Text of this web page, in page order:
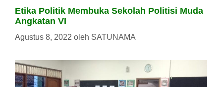
Etika Politik Membuka Sekolah Politisi Muda
Angkatan VI
Agustus 8, 2022 oleh SATUNAMA